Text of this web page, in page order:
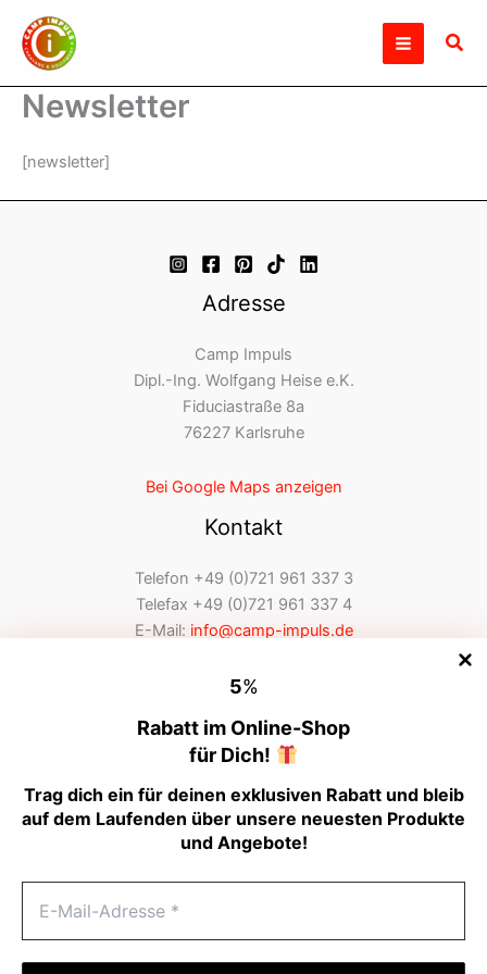
Inhalt
springen
Newsletter
[newsletter]
5%
Rabatt im Online-Shop
für Dich!
Trag dich ein für deinen exklusiven Rabatt und bleib
auf dem Laufenden über unsere neuesten Produkte
und Angebote!
Adresse
Camp Impuls
Dipl.-Ing. Wolfgang Heise e.K.
Fiduciastraße 8a
76227 Karlsruhe
Bei Google Maps anzeigen
Kontakt
Telefon +49 (0)721 961 337 3
Telefax +49 (0)721 961 337 4
E-Mail: info@camp-impuls.de
Datenschutzerklärung
Versandinformationen
AGB
Kontakt
Impressum
Jobs
designed by DC WP-StudioFrançais